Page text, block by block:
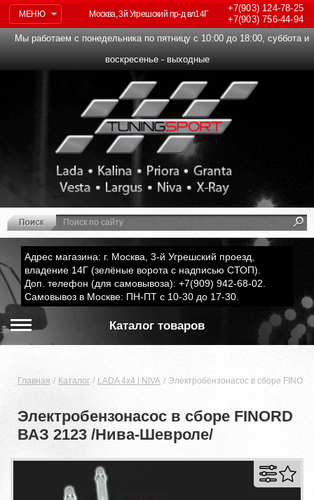
МЕНЮ
+7(903)124-78-25
+7(903)756-44-94
Москва, 3й Угрешский пр-д вл14Г
Мы работаем с понедельника по пятницу с 10:00 до 18:00, суббота и
воскресенье - выходные
Адрес магазина: г. Москва, 3-й Угрешский проезд,
владение 14Г (зелёные ворота с надписью СТОП).
Доп. телефон (для самовывоза): +7(909) 942-68-02.
Самовывоз в Москве: ПН-ПТ с 10-30 до 17-30.
Каталог товаров
Главная Каталог LADA 4x4 | NIVA Электробензонасос в сборе
Электробензонасос в сборе FINORD
ВАЗ 2123 /Нива-Шевроле/